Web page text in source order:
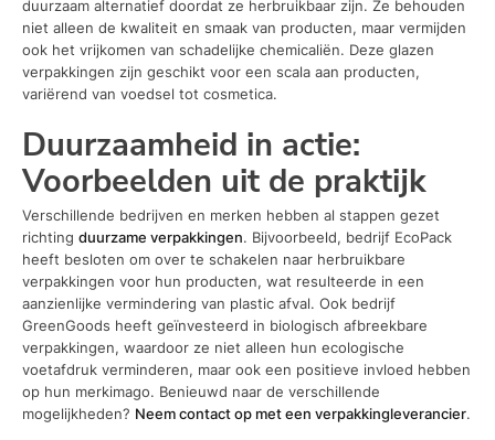
duurzaam alternatief doordat ze herbruikbaar zijn. Ze behouden
niet alleen de kwaliteit en smaak van producten, maar vermijden
ook het vrijkomen van schadelijke chemicaliën. Deze glazen
verpakkingen zijn geschikt voor een scala aan producten,
variërend van voedsel tot cosmetica.
Duurzaamheid in actie:
Voorbeelden uit de praktijk
Verschillende bedrijven en merken hebben al stappen gezet
richting duurzame verpakkingen. Bijvoorbeeld, bedrijf EcoPack
heeft besloten om over te schakelen naar herbruikbare
verpakkingen voor hun producten, wat resulteerde in een
aanzienlijke vermindering van plastic afval. Ook bedrijf
GreenGoods heeft geïnvesteerd in biologisch afbreekbare
verpakkingen, waardoor ze niet alleen hun ecologische
voetafdruk verminderen, maar ook een positieve invloed hebben
op hun merkimago. Benieuwd naar de verschillende
mogelijkheden? Neem contact op met een verpakkingleverancier.